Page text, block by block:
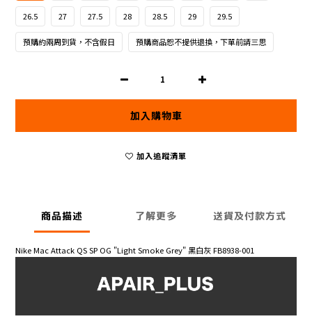
26.5 27 27.5 28 28.5 29 29.5
預購約兩周到貨，不含假日 預購商品恕不提供退換，下單前請三思
加入購物車
加入追蹤清單
商品描述 了解更多 送貨及付款方式
Nike Mac Attack QS SP OG "Light Smoke Grey" 黑白灰 FB8938-001